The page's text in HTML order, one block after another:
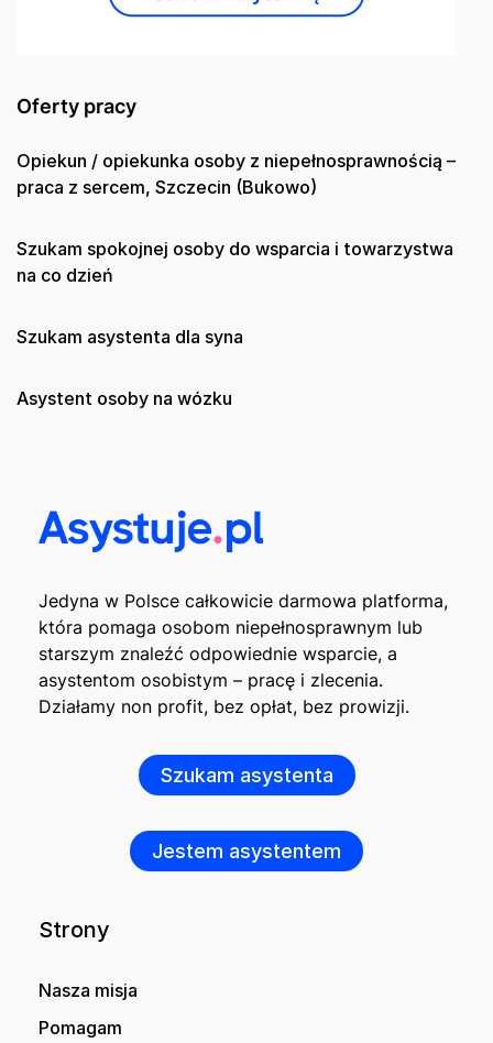
Oferty pracy
Opiekun / opiekunka osoby z niepełnosprawnością –
praca z sercem, Szczecin (Bukowo)
Szukam spokojnej osoby do wsparcia i towarzystwa
na co dzień
Szukam asystenta dla syna
Asystent osoby na wózku
Jedyna w Polsce całkowicie darmowa platforma,
która pomaga osobom niepełnosprawnym lub
starszym znaleźć odpowiednie wsparcie, a
asystentom osobistym – pracę i zlecenia.
Działamy non profit, bez opłat, bez prowizji.
Szukam asystenta
Jestem asystentem
Strony
Nasza misja
Pomagam